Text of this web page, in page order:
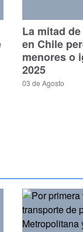
La mitad
en Chile
menores o
2025
03 de Agosto